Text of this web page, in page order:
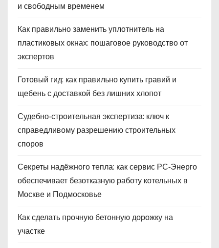
и свободным временем
Как правильно заменить уплотнитель на
пластиковых окнах: пошаговое руководство от
экспертов
Готовый гид: как правильно купить гравий и
щебень с доставкой без лишних хлопот
Судебно‑строительная экспертиза: ключ к
справедливому разрешению строительных
споров
Секреты надёжного тепла: как сервис РС‑Энерго
обеспечивает безотказную работу котельных в
Москве и Подмосковье
Как сделать прочную бетонную дорожку на
участке